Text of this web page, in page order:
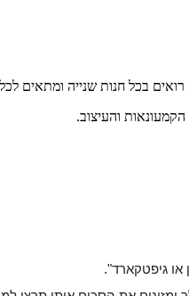
בכל חנות שנייה ומתאים